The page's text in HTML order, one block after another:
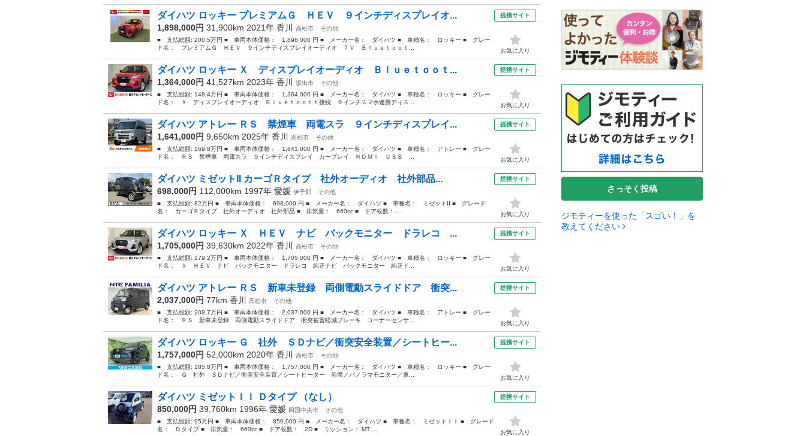
ダイハツ ロッキー プレミアムＧ ＨＥＶ ９インチディスプレイオ...
1,898,000円 31,900km 2021年 香川 高松市
その他
■ 支払総額: 200.5万円 ■ 車両本体価格： 1,898,000 円 ■ メーカー名： ダイハツ ■ 車種名： ロッキー ■ グレー
ド名： プレミアムＧ ＨＥＶ ９インチディスプレイオーディオ ＴＶ Ｂｌｕｅｔｏｏｔ...
提携サイト
お気に入り
ダイハツ ロッキー Ｘ ディスプレイオーディオ Ｂｌｕｅｔｏｏｔ...
1,364,000円 41,527km 2023年 香川 坂出市
その他
■ 支払総額: 148.4万円 ■ 車両本体価格： 1,364,000 円 ■ メーカー名： ダイハツ ■ 車種名： ロッキー ■ グレー
ド名： Ｘ ディスプレイオーディオ Ｂｌｕｅｔｏｏｔｈ接続 ９インチスマホ連携ディス...
提携サイト
お気に入り
ダイハツ アトレー ＲＳ 禁煙車 両電スラ ９インチディスプレイ...
1,641,000円 9,650km 2025年 香川 高松市
その他
■ 支払総額: 169.8万円 ■ 車両本体価格： 1,641,000 円 ■ メーカー名： ダイハツ ■ 車種名： アトレー ■ グレー
ド名： ＲＳ 禁煙車 両電スラ ９インチディスプレイ カープレイ ＨＤＭＩ ＵＳＢ ...
提携サイト
お気に入り
ダイハツ ミゼットII カーゴＲタイプ 社外オーディオ 社外部品...
698,000円 112,000km 1997年 愛媛 伊予郡
その他
■ 支払総額: 82万円 ■ 車両本体価格： 698,000 円 ■ メーカー名： ダイハツ ■ 車種名： ミゼットII ■ グレード
名： カーゴＲタイプ 社外オーディオ 社外部品 ■ 排気量： 660cc ■ ドア枚数：...
提携サイト
お気に入り
ダイハツ ロッキー Ｘ ＨＥＶ ナビ バックモニター ドラレコ ...
1,705,000円 39,630km 2022年 香川 高松市
その他
■ 支払総額: 179.2万円 ■ 車両本体価格： 1,705,000 円 ■ メーカー名： ダイハツ ■ 車種名： ロッキー ■ グレー
ド名： Ｘ ＨＥＶ ナビ バックモニター ドラレコ 純正ナビ バックモニター 純正ド...
提携サイト
お気に入り
ダイハツ アトレー ＲＳ 新車未登録 両側電動スライドドア 衝突...
2,037,000円 77km 香川 高松市
その他
■ 支払総額: 208.7万円 ■ 車両本体価格： 2,037,000 円 ■ メーカー名： ダイハツ ■ 車種名： アトレー ■ グレー
ド名： ＲＳ 新車未登録 両側電動スライドドア 衝突被害軽減ブレーキ コーナーセンサ...
提携サイト
お気に入り
ダイハツ ロッキー Ｇ 社外 ＳＤナビ／衝突安全装置／シートヒー...
1,757,000円 52,000km 2020年 香川 高松市
その他
■ 支払総額: 185.8万円 ■ 車両本体価格： 1,757,000 円 ■ メーカー名： ダイハツ ■ 車種名： ロッキー ■ グレー
ド名： Ｇ 社外 ＳＤナビ／衝突安全装置／シートヒーター 前席／パノラマモニター／車...
提携サイト
お気に入り
ダイハツ ミゼットＩＩ Ｄタイプ （なし）
850,000円 39,760km 1996年 愛媛 四国中央市
その他
■ 支払総額: 95万円 ■ 車両本体価格： 850,000 円 ■ メーカー名： ダイハツ ■ 車種名： ミゼットＩＩ ■ グレード
名： Ｄタイプ ■ 排気量： 660cc ■ ドア枚数： 2D ■ ミッション： MT ...
提携サイト
お気に入り
さっそく投稿
ジモティーを使った「スゴい！」を
教えてください